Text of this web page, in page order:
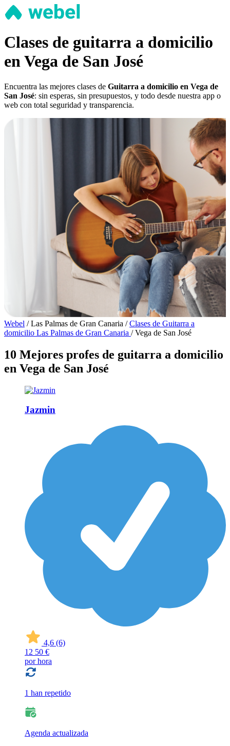
Clases de guitarra a domicilio
en Vega de San José
Encuentra las mejores clases de Guitarra a domicilio en Vega de
San José: sin esperas, sin presupuestos, y todo desde nuestra app o
web con total seguridad y transparencia.
Webel / Las Palmas de Gran Canaria / Clases de Guitarra a
domicilio Las Palmas de Gran Canaria / Vega de San José
10 Mejores profes de guitarra a domicilio
en Vega de San José
Jazmin
4,6 (6)
12 50 €
por hora
1 han repetido
Agenda actualizada